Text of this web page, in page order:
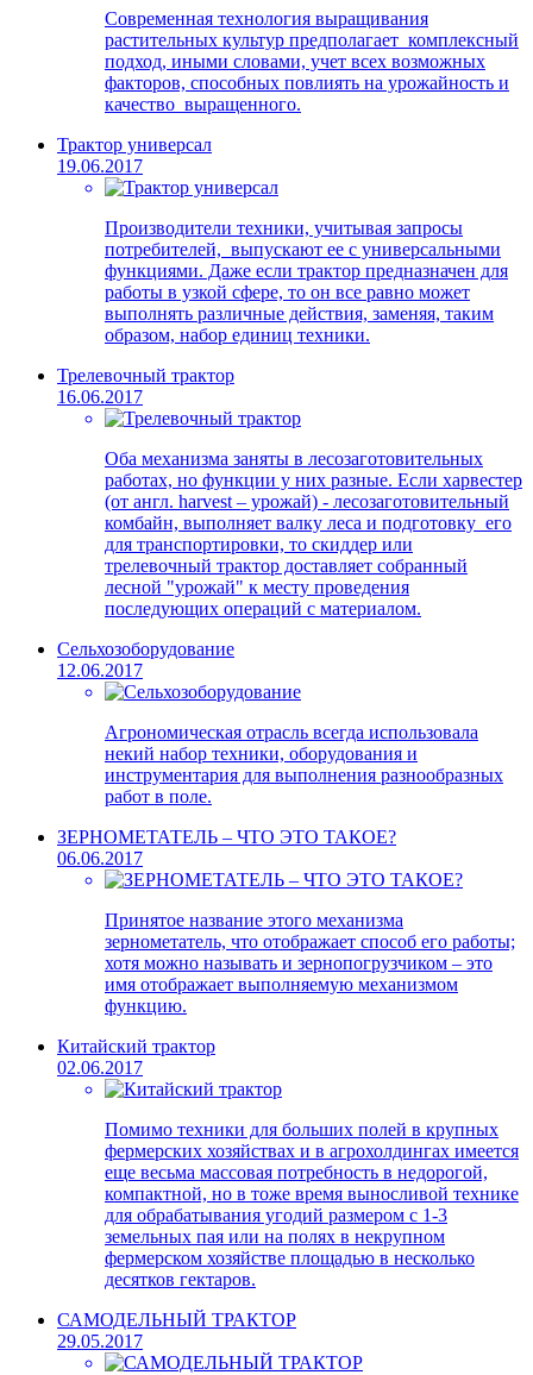
Современная технология выращивания
растительных культур предполагает комплексный
подход, иными словами, учет всех возможных
факторов, способных повлиять на урожайность и
качество выращенного.
Трактор универсал
19.06.2017
Производители техники, учитывая запросы
потребителей, выпускают ее с универсальными
функциями. Даже если трактор предназначен для
работы в узкой сфере, то он все равно может
выполнять различные действия, заменяя, таким
образом, набор единиц техники.
Трелевочный трактор
16.06.2017
Оба механизма заняты в лесозаготовительных
работах, но функции у них разные. Если харвестер
(от англ. harvest – урожай) - лесозаготовительный
комбайн, выполняет валку леса и подготовку его
для транспортировки, то скиддер или
трелевочный трактор доставляет собранный
лесной "урожай" к месту проведения
последующих операций с материалом.
Сельхозоборудование
12.06.2017
Агрономическая отрасль всегда использовала
некий набор техники, оборудования и
инструментария для выполнения разнообразных
работ в поле.
ЗЕРНОМЕТАТЕЛЬ – ЧТО ЭТО ТАКОЕ?
06.06.2017
Принятое название этого механизма
зернометатель, что отображает способ его работы;
хотя можно называть и зернопогрузчиком – это
имя отображает выполняемую механизмом
функцию.
Китайский трактор
02.06.2017
Помимо техники для больших полей в крупных
фермерских хозяйствах и в агрохолдингах имеется
еще весьма массовая потребность в недорогой,
компактной, но в тоже время выносливой технике
для обрабатывания угодий размером с 1-3
земельных пая или на полях в некрупном
фермерском хозяйстве площадью в несколько
десятков гектаров.
САМОДЕЛЬНЫЙ ТРАКТОР
29.05.2017